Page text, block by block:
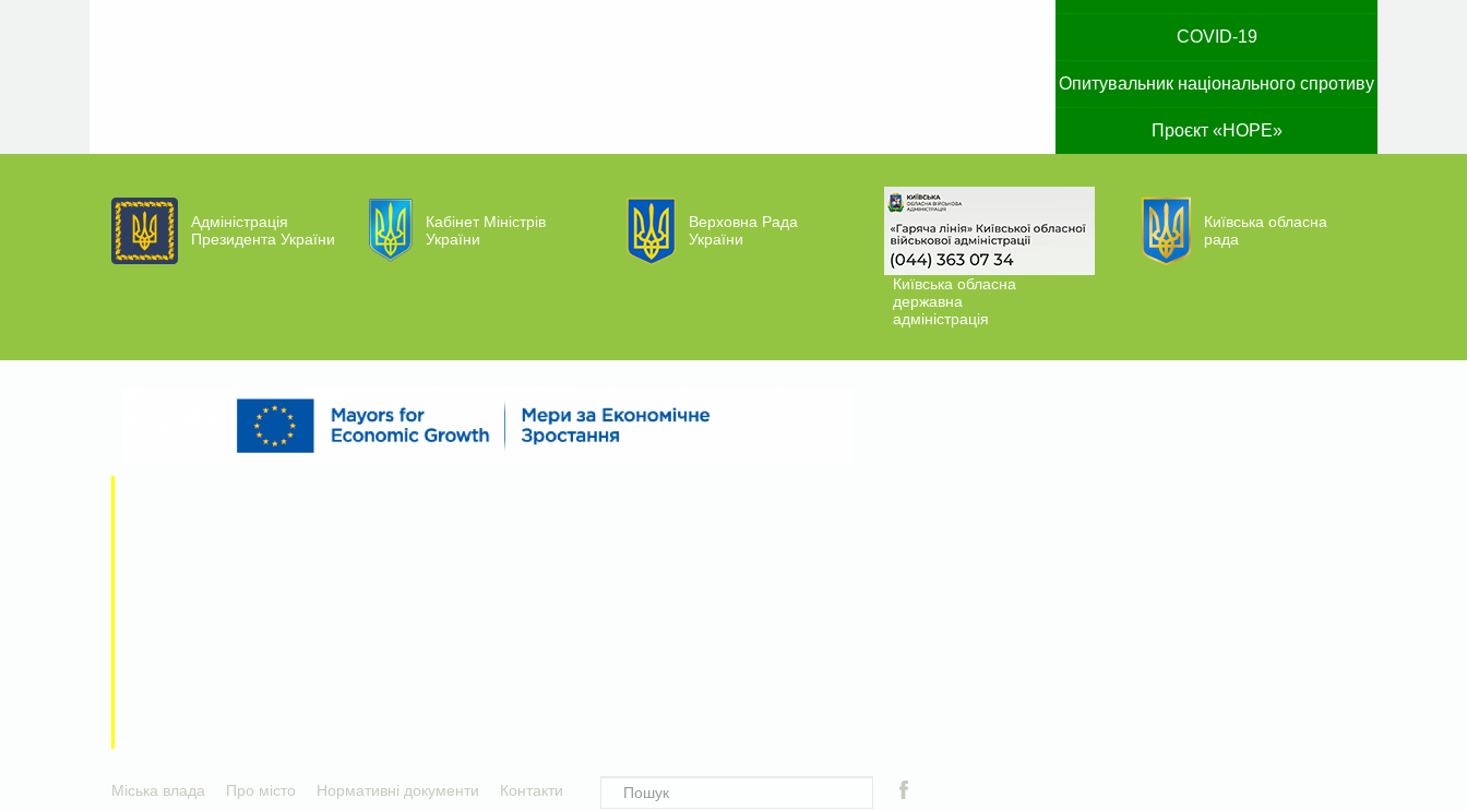
COVID-19
Опитувальник національного спротиву
Проєкт «HOPE»
Адміністрація
Президента України
Кабінет Міністрів
України
Верховна Рада
України
Київська обласна
державна
адміністрація
Київська обласна
рада
Міська влада Про місто Нормативні документи Контакти